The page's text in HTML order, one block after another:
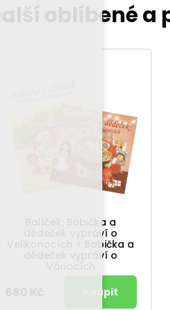
Další oblíbené
Balíček: Babička a
dědeček vypráví o
Velikonocích + Babička a
dědeček vypráví o